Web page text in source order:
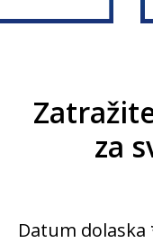
preporučujem
obližnjim
Dobra hrana,
prekrasan
za
Datum dolaska